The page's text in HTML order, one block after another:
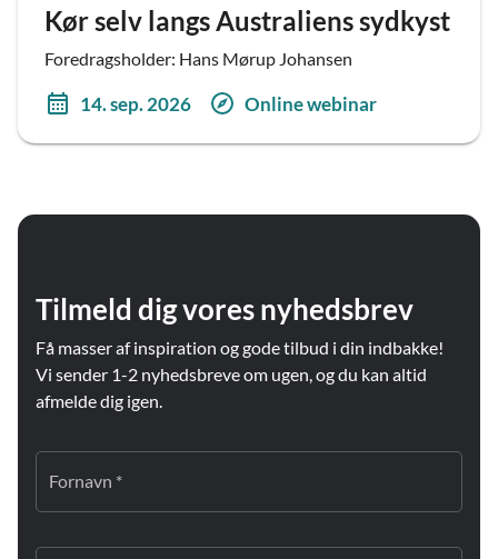
Kør selv langs Australiens sydkyst
Foredragsholder: Hans Mørup Johansen
14. sep. 2026 Online webinar
Tilmeld dig vores nyhedsbrev
Få masser af inspiration og gode tilbud i din indbakke!
Vi sender 1-2 nyhedsbreve om ugen, og du kan altid
afmelde dig igen.
Fornavn *